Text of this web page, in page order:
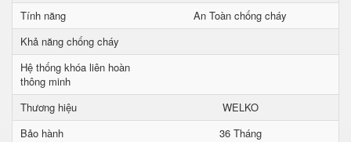
Tính năng
An Toàn chống cháy
Khả năng chống cháy
Hệ thống khóa liên hoàn
thông minh
Thương hiệu
WELKO
Bảo hành
36 Tháng